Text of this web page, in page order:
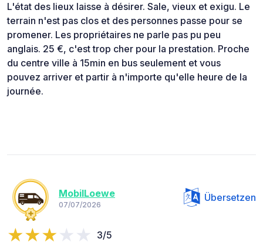
L'état des lieux laisse à désirer. Sale, vieux et exigu. Le
terrain n'est pas clos et des personnes passe pour se
promener. Les propriétaires ne parle pas pu peu
anglais. 25 €, c'est trop cher pour la prestation. Proche
du centre ville à 15min en bus seulement et vous
pouvez arriver et partir à n'importe qu'elle heure de la
journée.
MobilLoewe
07/07/2026
Übersetzen
3/5